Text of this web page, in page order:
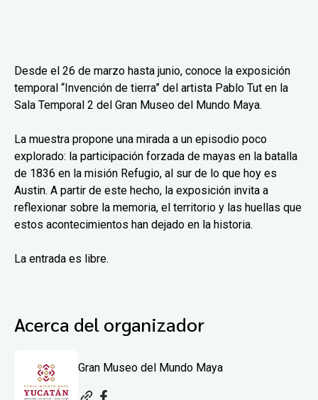
Desde el 26 de marzo hasta junio, conoce la exposición
temporal “Invención de tierra” del artista Pablo Tut en la
Sala Temporal 2 del Gran Museo del Mundo Maya.
La muestra propone una mirada a un episodio poco
explorado: la participación forzada de mayas en la batalla
de 1836 en la misión Refugio, al sur de lo que hoy es
Austin. A partir de este hecho, la exposición invita a
reflexionar sobre la memoria, el territorio y las huellas que
estos acontecimientos han dejado en la historia.
La entrada es libre.
Acerca del organizador
Gran Museo del Mundo Maya